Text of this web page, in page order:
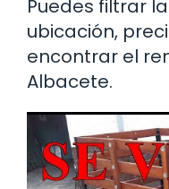
Puedes filtrar
ubicación,
encontrar el
Albacete.